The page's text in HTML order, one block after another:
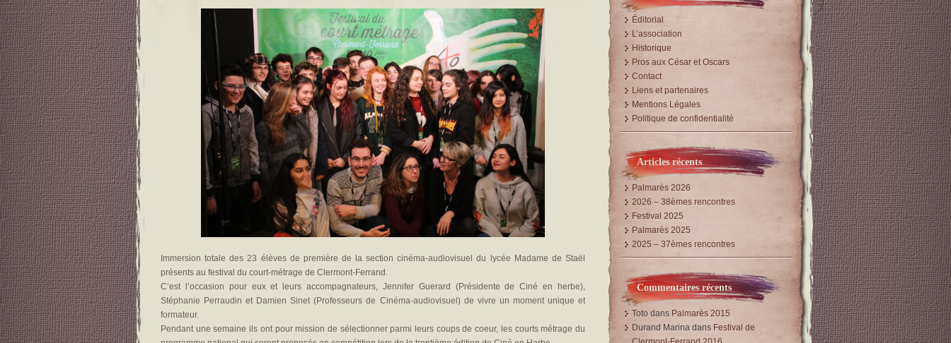
Immersion totale des 23 élèves de première de la section cinéma-audiovisuel du lycée Madame de Staël
présents au festival du court-métrage de Clermont-Ferrand.
C’est l’occasion pour eux et leurs accompagnateurs, Jennifer Guerard (Présidente de Ciné en herbe),
Stéphanie Perraudin et Damien Sinet (Professeurs de Cinéma-audiovisuel) de vivre un moment unique et
formateur.
Pendant une semaine ils ont pour mission de sélectionner parmi leurs coups de coeur, les courts métrage du
Éditorial
L’association
Historique
Pros aux César et Oscars
Contact
Liens et partenaires
Mentions Légales
Politique de confidentialité
Articles récents
Palmarès 2026
2026 – 38èmes rencontres
Festival 2025
Palmarès 2025
2025 – 37èmes rencontres
Commentaires récents
Toto dans Palmarès 2015
Durand Marina dans Festival de